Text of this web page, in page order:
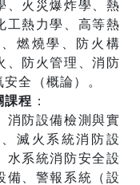
、火災爆炸學、熱
工熱力學、高等熱
燃燒學、防火構
、防火管理、消防
全（概論）。
課程 ：
消防設備檢測與實
滅火系統消防設
水系統消防安全設
備、警報系統（設